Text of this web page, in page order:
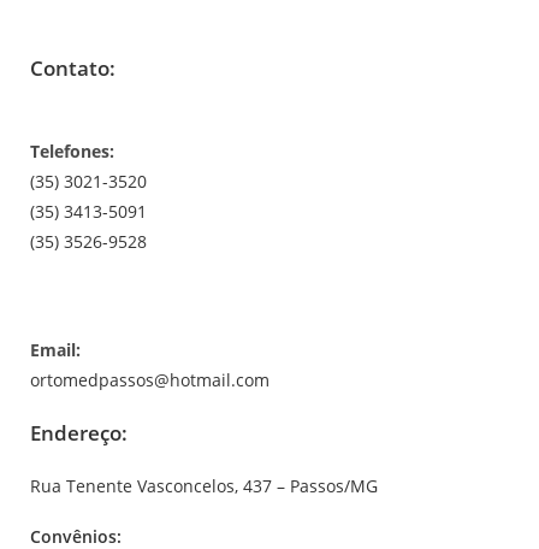
Contato:
Telefones:
(35) 3021-3520
(35) 3413-5091
(35) 3526-9528
Email:
ortomedpassos@hotmail.com
Endereço:
Rua Tenente Vasconcelos, 437 – Passos/MG
Convênios: